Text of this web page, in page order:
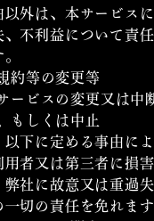
以外は、本サービス
、不利益について責
約等の変更等
ービスの変更又は中
もしくは中止
以下に定める事由に
用者又は第三者に損
弊社に故意又は重過
一切の責任を免れます